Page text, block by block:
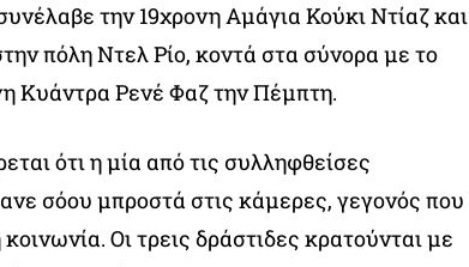
την 19χρονη Αμάγια Κούκι Ντίαζ και
πόλη Ντελ Ρίο, κοντά στα σύνορα με το
Κυάντρα Ρενέ Φαζ την Πέμπτη.
ότι η μία από τις συλληφθείσες
σόου μπροστά στις κάμερες, γεγονός που
Οι τρεις δράστιδες κρατούνται με